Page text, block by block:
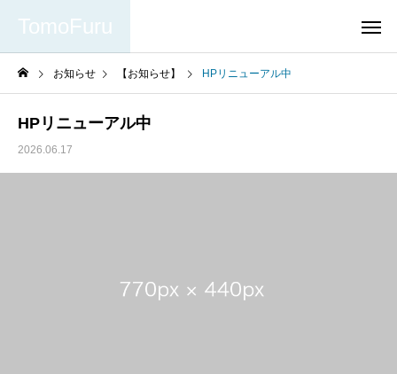
TomoFuru
お知らせ 【お知らせ】 HPリニューアル中
HPリニューアル中
2026.06.17